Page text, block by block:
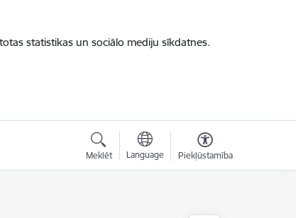
statistikas un sociālo mediju sīkdatnes.
Meklēt Language Piekļūstamība